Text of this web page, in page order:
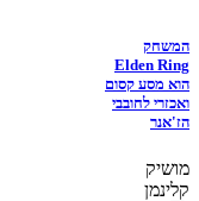
המשחק
Elden Ring
הוא מסע קסום
ואכזרי לחובבי
הז'אנר
מושיק
קלינמן